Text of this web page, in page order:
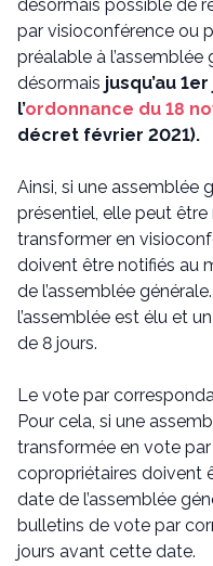
désormais possible de
par visioconférence ou
préalable à l’assemblée
désormais jusqu’au
l’ordonnance du 18
décret février 2021).
Ainsi, si une assemblée
présentiel, elle peut être
transformer en
doivent être notifiés au
de l’assemblée
l’assemblée est élu et
de 8 jours.
Le vote par
Pour cela, si une
transformée en vote
copropriétaires doivent
date de l’assemblée
bulletins de vote par
jours avant cette date.